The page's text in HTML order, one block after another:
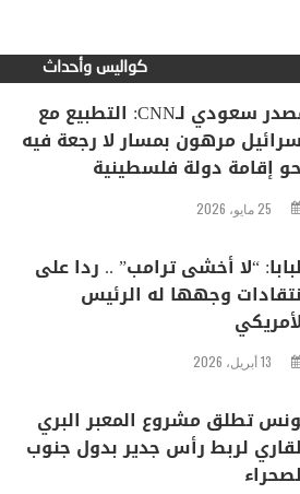
كواليس وأحداث
مصدر سعودي لـCNN: التطبيع مع
مرهون بمسار لا رجعة فيه
إقامة دولة فلسطينية
25 مايو، 2026
“لا أخشى ترامب” .. ردا على
وجهها له الرئيس
13 أبريل، 2026
تطلق مشروع المعبر البري
لربط رأس جدير بدول جنوب